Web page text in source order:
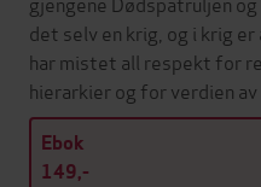
det selv en krig, og i krig
har mistet all respekt for
hierarkier og for verdien
Ebok
149,-